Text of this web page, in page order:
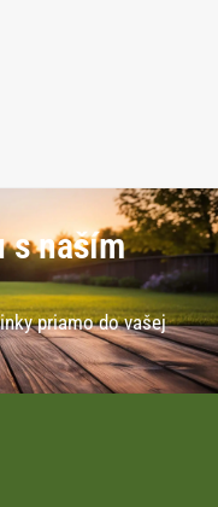
s naším
priamo do vašej